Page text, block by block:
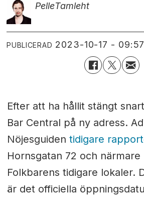
PelleTamleht
PUBLICERAD 2023-10-17 - 09:57
Efter att ha hållit stängt
Bar Central på ny adress.
Nöjesguiden tidigare
Hornsgatan 72 och närmare
Folkbarens tidigare lokaler.
är det officiella